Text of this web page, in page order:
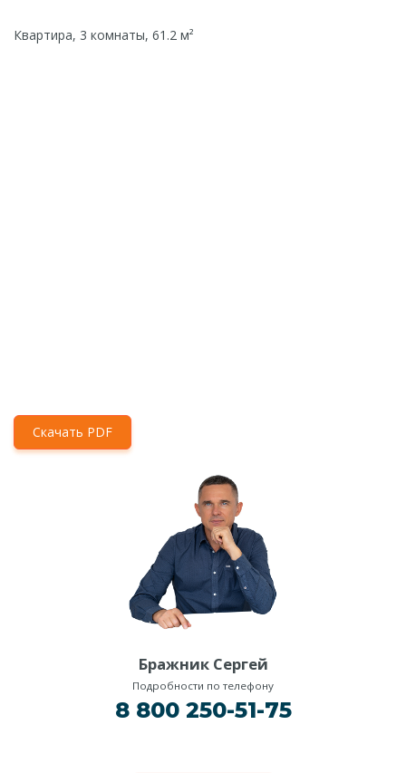
Квартира, 3 комнаты, 61.2 м²
Скачать PDF
Бражник Сергей
Подробности по телефону
8 800 250-51-75